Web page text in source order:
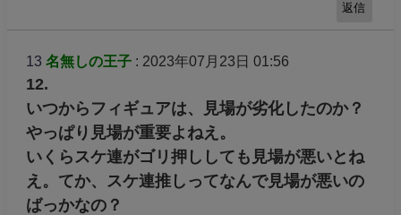
返信
13 名無しの王子: 2023年07月23日 01:56
12.
いつからフィギュアは、見場が劣化したのか？
やっぱり見場が重要よねえ。
いくらスケ連がゴリ押ししても見場が悪いとね
え。てか、スケ連推しってなんで見場が悪いの
ばっかなの？